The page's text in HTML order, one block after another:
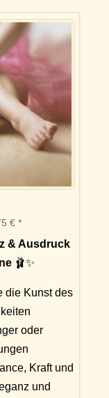
€ *
& Ausdruck
🩰✨
die Kunst des
oder
Kraft und
und